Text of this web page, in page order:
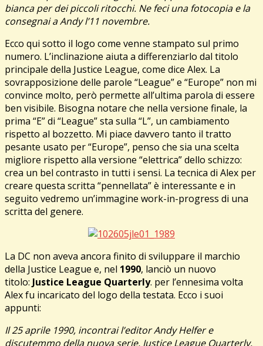
bianca per dei piccoli ritocchi. Ne feci una fotocopia e la
consegnai a Andy l’11 novembre.
Ecco qui sotto il logo come venne stampato sul primo
numero. L’inclinazione aiuta a differenziarlo dal titolo
principale della Justice League, come dice Alex. La
sovrapposizione delle parole “League” e “Europe” non mi
convince molto, però permette all’ultima parola di essere
ben visibile. Bisogna notare che nella versione finale, la
prima “E” di “League” sta sulla “L”, un cambiamento
rispetto al bozzetto. Mi piace davvero tanto il tratto
pesante usato per “Europe”, penso che sia una scelta
migliore rispetto alla versione “elettrica” dello schizzo:
crea un bel contrasto in tutti i sensi. La tecnica di Alex per
creare questa scritta “pennellata” è interessante e in
seguito vedremo un’immagine work-in-progress di una
scritta del genere.
La DC non aveva ancora finito di sviluppare il marchio
della Justice League e, nel 1990, lanciò un nuovo
titolo: Justice League Quarterly. per l’ennesima volta
Alex fu incaricato del logo della testata. Ecco i suoi
appunti:
Il 25 aprile 1990, incontrai l’editor Andy Helfer e
discutemmo della nuova serie, Justice League Quarterly.